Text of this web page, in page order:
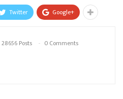
Twitter Google+
28656 Posts 0 Comments